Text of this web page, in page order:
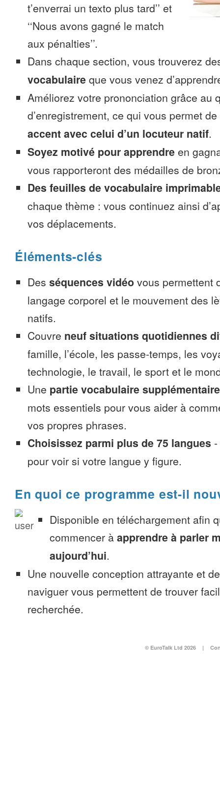
t’enverrai un texto plus tard’’ et
‘‘Nous avons gagné le match
aux pénalties’’.
Dans chaque section, vous trouverez
vocabulaire que vous venez
Améliorez votre prononciation grâce au
d’enregistrement, ce qui vous permet de
accent avec celui d’un locuteur natif.
Soyez motivé pour apprendre en
vous rapporteront des médailles de
Des feuilles de vocabulaire
chaque thème : vous continuez ainsi
vos déplacements.
Éléments-clés
Des séquences vidéo vous permettent
langage corporel et le mouvement des
natifs.
Couvre neuf situations quotidiennes
famille, l’école, les passe-temps, les
technologie, le travail, le sport et le
Une partie vocabulaire supplémentaire
mots essentiels pour vous aider à
vos propres phrases.
Choisissez parmi plus de 75 langues -
pour voir si votre langue y figure.
En quoi ce programme est-il
Disponible en téléchargement afin
commencer à apprendre à parler
aujourd’hui.
Une nouvelle conception attrayante et
naviguer vous permettent de trouver
recherchée.
© EuroTalk Ltd 2026 |